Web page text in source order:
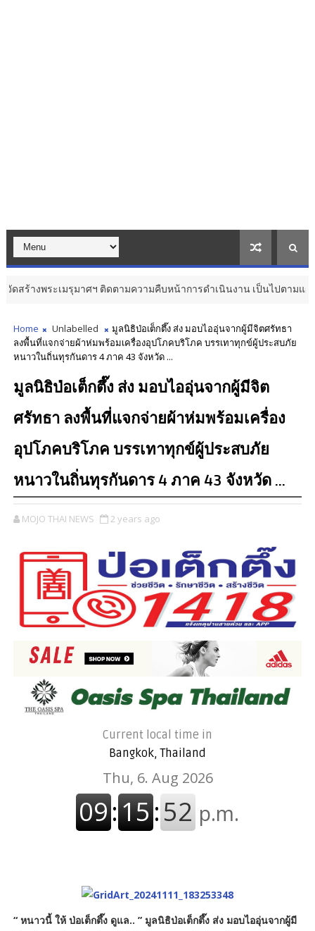
าศฯ ติดตามความคืบหน้าการดำเนินงาน เป็นไปตามแผนการดำเนินงาน
Home Unlabelled
มูลนิธิป่อเต็กตึ๊ง ส่ง มอบไออุ่นจากผู้มีจิตศรัทธา
ลงพื้นที่แจกจ่ายผ้าห่มพร้อมเครื่องอุปโภคบริโภค บรรเทาทุกข์ผู้ประสบภัย
หนาวในถิ่นทุรกันดาร 4 ภาค 43 จังหวัด ...
มูลนิธิป่อเต็กตึ๊ง ส่ง มอบไออุ่นจากผู้มีจิต
ศรัทธา ลงพื้นที่แจกจ่ายผ้าห่มพร้อมเครื่อง
อุปโภคบริโภค บรรเทาทุกข์ผู้ประสบภัย
หนาวในถิ่นทุรกันดาร 4 ภาค 43 จังหวัด ...
MOJO THAI NEWS 2 years ago
Current local time in
Bangkok, Thailand
“ หนาวนี้ ให้ ป่อเต็กตึ๊ง ดูแล.. ” มูลนิธิป่อเต็กตึ๊ง ส่ง มอบไออุ่นจากผู้มี